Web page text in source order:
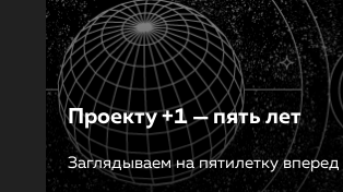
Проекту +1 — пять лет
Заглядываем на пятилетку вперед